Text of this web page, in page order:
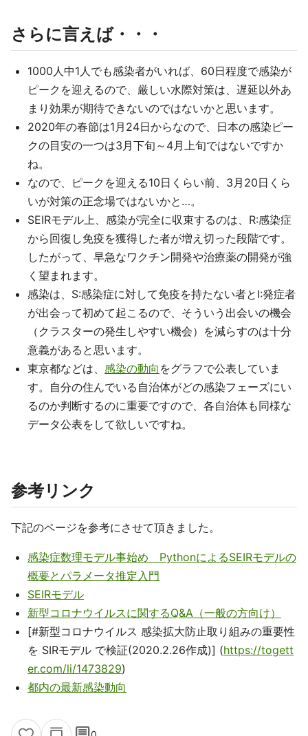
さらに言えば・・・
1000人中1人でも感染者がいれば、60日程度で感染が
ピークを迎えるので、厳しい水際対策は、遅延以外あ
まり効果が期待できないのではないかと思います。
2020年の春節は1月24日からなので、日本の感染ピー
クの目安の一つは3月下旬～4月上旬ではないですか
ね。
なので、ピークを迎える10日くらい前、3月20日くら
いが対策の正念場ではないかと…。
SEIRモデル上、感染が完全に収束するのは、R:感染症
から回復し免疫を獲得した者が増え切った段階です。
したがって、早急なワクチン開発や治療薬の開発が強
く望まれます。
感染は、S:感染症に対して免疫を持たない者とI:発症者
が出会って初めて起こるので、そういう出会いの機会
（クラスターの発生しやすい機会）を減らすのは十分
意義があると思います。
東京都などは、 感染の動向 をグラフで公表していま
す。自分の住んでいる自治体がどの感染フェーズにい
るのか判断するのに重要ですので、各自治体も同様な
データ公表をして欲しいですね。
参考リンク
下記のページを参考にさせて頂きました。
感染症数理モデル事始め PythonによるSEIRモデルの
概要とパラメータ推定入門
SEIRモデル
新型コロナウイルスに関するQ&A（一般の方向け）
[#新型コロナウイルス 感染拡大防止取り組みの重要性
を SIRモデル で検証(2020.2.26作成)] (https://togett
er.com/li/1473829)
都内の最新感染動向